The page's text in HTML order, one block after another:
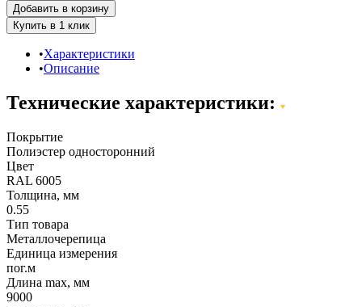
Добавить в корзину
Характеристики
Описание
Технические характеристики:
Покрытие
Полиэстер односторонний
Цвет
RAL 6005
Толщина, мм
0.55
Тип товара
Металлочерепица
Единица измерения
пог.м
Длина max, мм
9000